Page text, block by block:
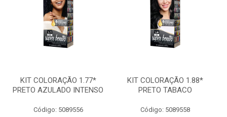
KIT COLORAÇÃO 1.77*
PRETO AZULADO INTENSO
Código: 5089556
KIT COLORAÇÃO 1.88*
PRETO TABACO
Código: 5089558